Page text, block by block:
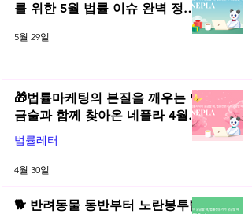
를 위한 5월 법률 이슈 완벽 정리 |
5월 29일
🎁법률마케팅의 본질을 깨우는 연
금술과 함께 찾아온 네플라 4월
법률레터
법률레터
4월 30일
🐕 반려동물 동반부터 노란봉투법